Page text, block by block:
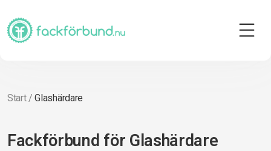
Start/Glashärdare
Fackförbund för Glashärdare